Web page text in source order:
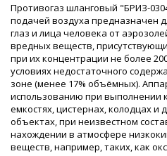
Противогаз шланговый "БРИЗ-
подачей воздуха предназначен
глаз и лица человека от
вредных веществ,
при их концентрации не более
условиях недостаточного
зоне (менее 17% объёмных).
использованию при выполнении
емкостях, цистернах, колодцах и
объектах, при неизвестном
нахождении в атмосфере
веществ, например, таких, как